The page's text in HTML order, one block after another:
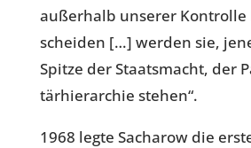
außer­halb unserer
schei­den […] werden sie,
Spitze der Staats­macht, der
tär­hier­ar­chie stehen“.
1968 legte Sach­a­row die